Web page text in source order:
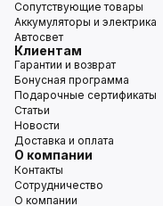
Сопутствующие товары
Аккумуляторы и электрика
Автосвет
Клиентам
Гарантии и возврат
Бонусная программа
Подарочные сертификаты
Статьи
Новости
Доставка и оплата
О компании
Контакты
Сотрудничество
О компании